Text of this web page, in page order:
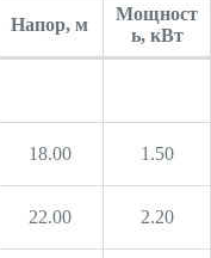
Напор, м
Мощност
ь, кВт
18.00 1.50
22.00 2.20